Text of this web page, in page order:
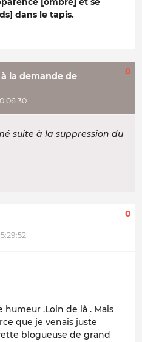
dans le tapis.
la demande de
0
suite à la suppression du
0
humeur .Loin de là . Mais
que je venais juste
blogueuse de grand